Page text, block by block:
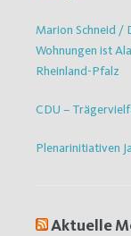
Marion Schneid /
Wohnungen ist
Rheinland-Pfalz
CDU –
Plenarinitiativen
Aktuelle